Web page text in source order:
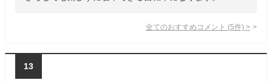
全てのおすすめコメント (5件) >
13